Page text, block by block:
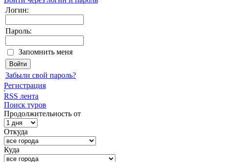
Логин:
Пароль:
Запомнить меня
Забыли свой пароль?
Регистрация
RSS лента
Поиск туров
Продолжительность от
Откуда
Куда